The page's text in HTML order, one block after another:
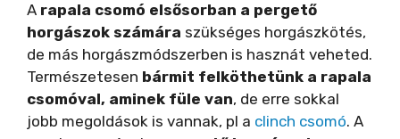
A rapala csomó elsősorban a pergető
horgászok számára szükséges horgászkötés,
de más horgászmódszerben is hasznát veheted.
Természetesen bármit felköthetünk a rapala
csomóval, aminek füle van, de erre sokkal
jobb megoldások is vannak, pl a clinch csomó. A